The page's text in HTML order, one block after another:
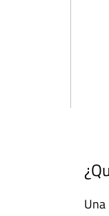
Una